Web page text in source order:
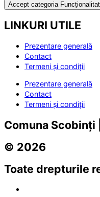
Accept categoria
LINKURI UTILE
Prezentare generală
Contact
Termeni și condiții
Prezentare generală
Contact
Termeni și condiții
Comuna Scobinți
© 2026
Toate drepturile